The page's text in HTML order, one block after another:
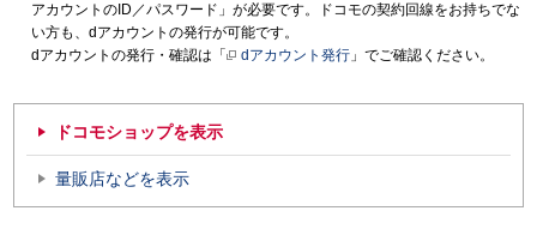
アカウントのID／パスワード」が必要です。ドコモの契約回線をお持ちでな
い方も、dアカウントの発行が可能です。
dアカウントの発行・確認は「
dアカウント発行 」でご確認ください。
ドコモショップを表示
量販店などを表示